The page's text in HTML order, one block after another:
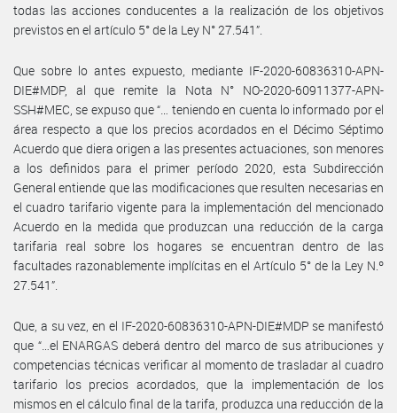
todas las acciones conducentes a la realización de los objetivos
previstos en el artículo 5° de la Ley N° 27.541”.
Que sobre lo antes expuesto, mediante IF-2020-60836310-APN-
DIE#MDP, al que remite la Nota N° NO-2020-60911377-APN-
SSH#MEC, se expuso que “… teniendo en cuenta lo informado por el
área respecto a que los precios acordados en el Décimo Séptimo
Acuerdo que diera origen a las presentes actuaciones, son menores
a los definidos para el primer período 2020, esta Subdirección
General entiende que las modificaciones que resulten necesarias en
el cuadro tarifario vigente para la implementación del mencionado
Acuerdo en la medida que produzcan una reducción de la carga
tarifaria real sobre los hogares se encuentran dentro de las
facultades razonablemente implícitas en el Artículo 5° de la Ley N.º
27.541”.
Que, a su vez, en el IF-2020-60836310-APN-DIE#MDP se manifestó
que “…el ENARGAS deberá dentro del marco de sus atribuciones y
competencias técnicas verificar al momento de trasladar al cuadro
tarifario los precios acordados, que la implementación de los
mismos en el cálculo final de la tarifa, produzca una reducción de la